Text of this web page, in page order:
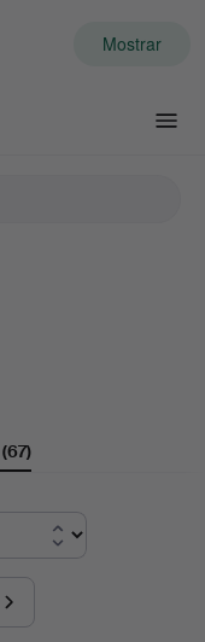
Mostrar
(67)